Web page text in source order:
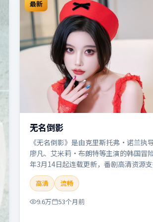
最新
无名倒影
《无名倒影》是由克里斯托弗·诺兰执
廖凡、艾米莉·布朗特等主演的韩国冒
年3月14日起连载更新，番剧高清资源
放。剧情与看点：旅程险象环生，奇观
带来沉浸式探险体验。本片适合检索「无
「克里斯托弗·诺兰」「冒险」「韩国」
「2022-03-14上映」等关键词的影迷阅
高清
流畅
9.6万
53个月前